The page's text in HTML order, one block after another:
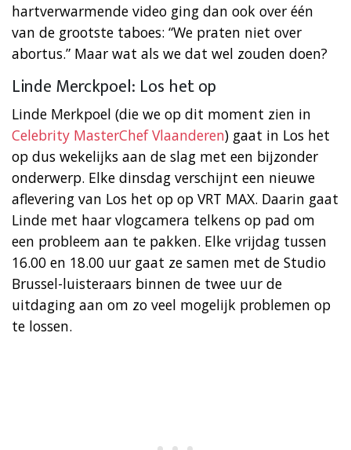
hartverwarmende video ging dan ook over één
van de grootste taboes: “We praten niet over
abortus.” Maar wat als we dat wel zouden doen?
Linde Merckpoel: Los het op
Linde Merkpoel (die we op dit moment zien in
Celebrity MasterChef Vlaanderen) gaat in Los het
op dus wekelijks aan de slag met een bijzonder
onderwerp. Elke dinsdag verschijnt een nieuwe
aflevering van Los het op op VRT MAX. Daarin gaat
Linde met haar vlogcamera telkens op pad om
een probleem aan te pakken. Elke vrijdag tussen
16.00 en 18.00 uur gaat ze samen met de Studio
Brussel-luisteraars binnen de twee uur de
uitdaging aan om zo veel mogelijk problemen op
te lossen.